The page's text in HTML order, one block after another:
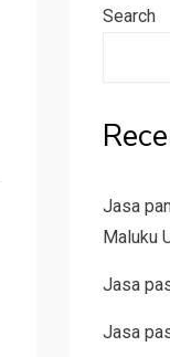
Search
Jasa
Maluku
Jasa
Jasa